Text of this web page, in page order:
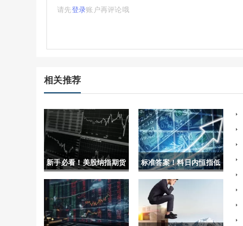
请先登录账户再评论哦
相关推荐
新手必看！美股纳指期货
手续费(了解相关的交易
规则和手续费是至关重要
的)
标准答案！料日内恒指低
开(恒指下跌原因)